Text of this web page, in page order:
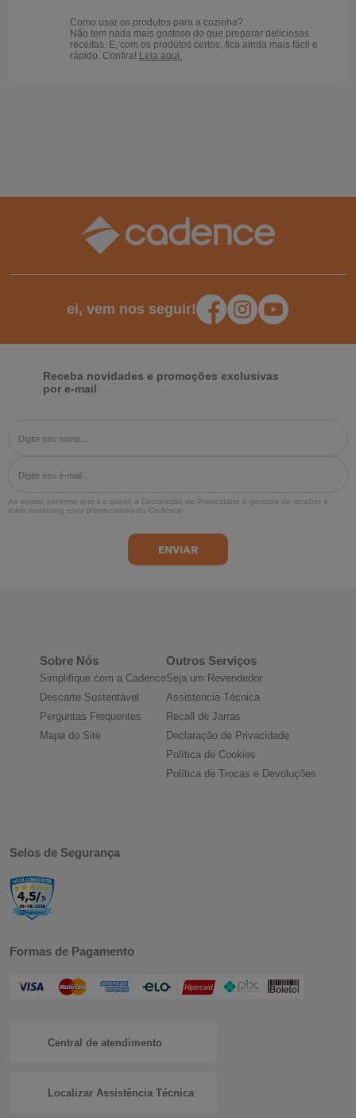
Como usar os produtos para a cozinha?
Não tem nada mais gostoso do que preparar deliciosas
receitas. E, com os produtos certos, fica ainda mais fácil e
rápido. Confira! Leia aqui.
ei, vem nos seguir!
Receba novidades e promoções exclusivas
por e-mail
Ao enviar, confirmo que li e aceito a Declaração de Privacidade e gostaria de receber e-
mails marketing e/ou promocionais da Cadence
Sobre Nós
Simplifique com a Cadence
Descarte Sustentável
Perguntas Frequentes
Mapa do Site
Outros Serviços
Seja um Revendedor
Assistencia Técnica
Recall de Jarras
Declaração de Privacidade
Política de Cookies
Política de Trocas e Devoluções
Selos de Segurança
Formas de Pagamento
Central de atendimento
Localizar Assistência Técnica